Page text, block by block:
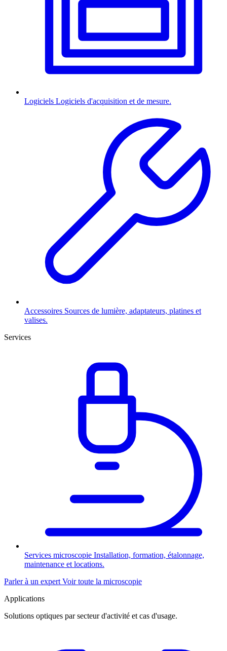
Logiciels Logiciels d'acquisition et de mesure.
Accessoires Sources de lumière, adaptateurs, platines et
valises.
Services
Services microscopie Installation, formation, étalonnage,
maintenance et locations.
Parler à un expert Voir toute la microscopie
Applications
Solutions optiques par secteur d'activité et cas d'usage.